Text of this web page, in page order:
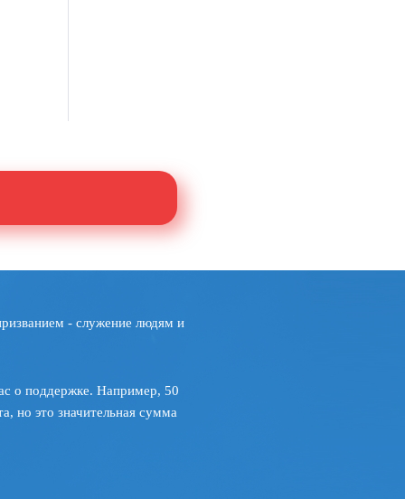
- служение людям и
о поддержке. Например, 50
но это значительная сумма